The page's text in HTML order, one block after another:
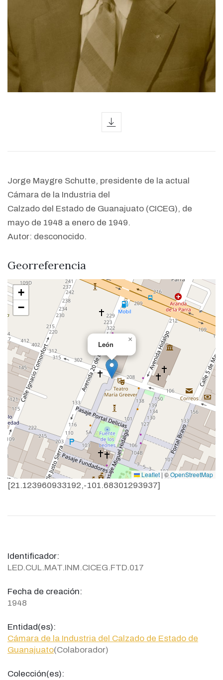
Jorge Maygre Schutte, presidente de la actual
Cámara de la Industria del
Calzado del Estado de Guanajuato (CICEG), de
mayo de 1948 a enero de 1949.
Autor: desconocido.
Georreferencia
León
×
+
−
Leaflet| ©OpenStreetMap
[21.123960933192,-101.68301293937]
Identificador:
LED.CUL.MAT.INM.CICEG.FTD.017
Fecha de creación:
1948
Entidad(es):
Cámara de la Industria del Calzado de Estado de
Guanajuato(Colaborador)
Colección(es):